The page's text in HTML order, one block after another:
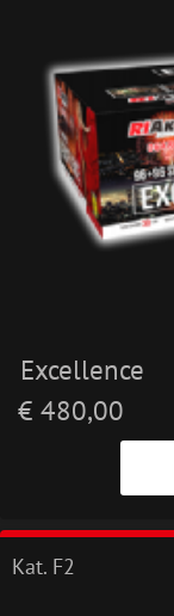
Excellence
€ 480,00
Kat. F2